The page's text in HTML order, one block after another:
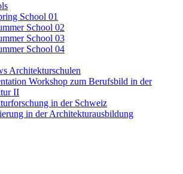
School 01
School 02
School 03
School 04
Architekturschulen
Workshop zum Berufsbild in der
II
in der Schweiz
in der Architekturausbildung